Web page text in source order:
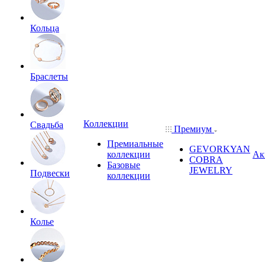
Кольца
Браслеты
Свадьба
Подвески
Колье
Коллекции
Премиальные
коллекции
Базовые
коллекции
Премиум
GEVORKYAN
COBRA
JEWELRY